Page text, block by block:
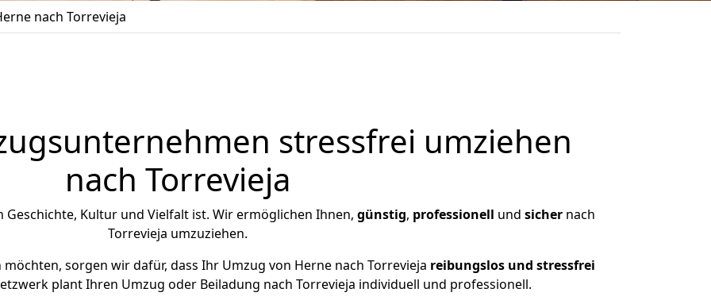
nach Torrevieja
stressfrei umziehen
nach Torrevieja
Geschichte, Kultur und Vielfalt ist. Wir ermöglichen Ihnen, günstig, professionell und sichernach
Torrevieja umzuziehen.
sorgen wir dafür, dass Ihr Umzug von Herne nach Torrevieja reibungslos und stressfrei
plant Ihren Umzug oder Beiladung nach Torrevieja individuell und professionell.